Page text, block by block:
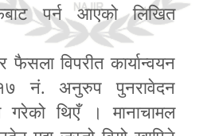
पर्न आएको लिखित
विपरीत कार्यान्वयन
नं. अनुरुप पुनरावेदन
गरेको थिएँ । मानाचामल